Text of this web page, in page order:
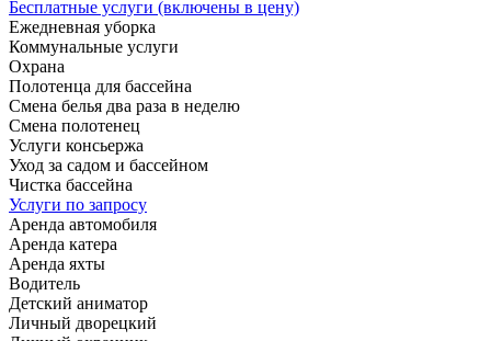
Бесплатные услуги (включены в цену)
Ежедневная уборка
Коммунальные услуги
Охрана
Полотенца для бассейна
Смена белья два раза в неделю
Смена полотенец
Услуги консьержа
Уход за садом и бассейном
Чистка бассейна
Услуги по запросу
Аренда автомобиля
Аренда катера
Аренда яхты
Водитель
Детский аниматор
Личный дворецкий